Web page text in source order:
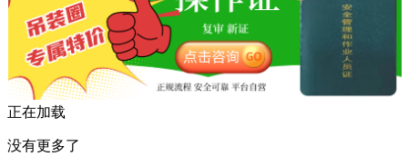
正在加载
没有更多了